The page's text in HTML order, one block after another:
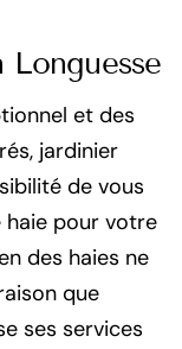
Longuesse
et des
jardinier
de vous
haie pour votre
des haies ne
que
ses services